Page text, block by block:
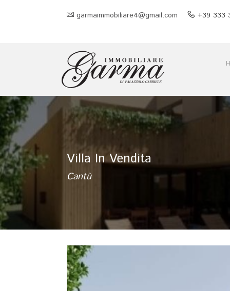
garmaimmobiliare4@gmail.com +39 333
Villa In Vendita
Cantù